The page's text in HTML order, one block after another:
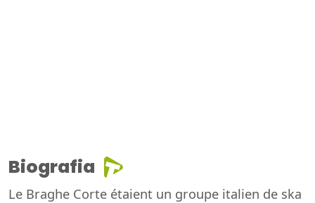
Biografia
Le Braghe Corte étaient un groupe italien de ska